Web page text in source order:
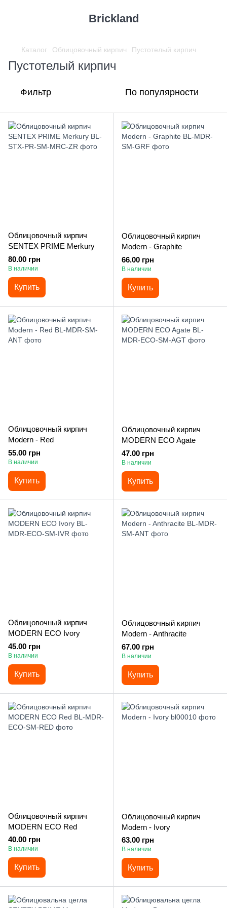
Brickland
Каталог Облицовочный кирпич Пустотелый кирпич
Пустотелый кирпич
Фильтр По популярности
Облицовочный кирпич
SENTEX PRIME Merkury
80.00 грн
В наличии
Купить
Облицовочный кирпич
Modern - Graphite
66.00 грн
В наличии
Купить
Облицовочный кирпич
Modern - Red
55.00 грн
В наличии
Купить
Облицовочный кирпич
MODERN ECO Agate
47.00 грн
В наличии
Купить
Облицовочный кирпич
MODERN ECO Ivory
45.00 грн
В наличии
Купить
Облицовочный кирпич
Modern - Anthracite
67.00 грн
В наличии
Купить
Облицовочный кирпич
MODERN ECO Red
40.00 грн
В наличии
Купить
Облицовочный кирпич
Modern - Ivory
63.00 грн
В наличии
Купить